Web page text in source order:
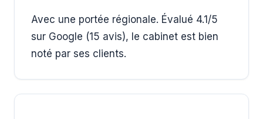
Avec une portée régionale. Évalué 4.1/5
sur Google (15 avis), le cabinet est bien
noté par ses clients.